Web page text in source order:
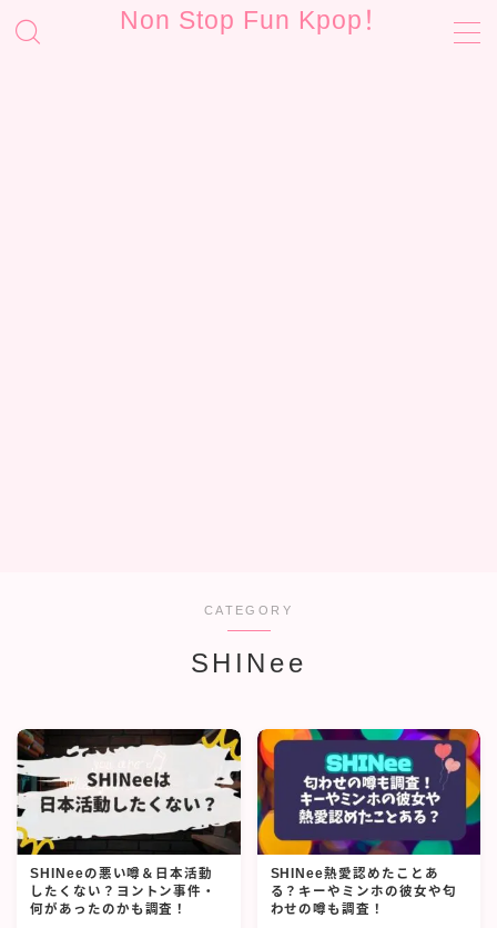
Non Stop Fun Kpop！
CATEGORY
SHINee
SHINeeの悪い噂＆日本活動
したくない？ヨントン事件・
何があったのかも調査！
SHINee熱愛認めたことあ
る？キーやミンホの彼女や匂
わせの噂も調査！